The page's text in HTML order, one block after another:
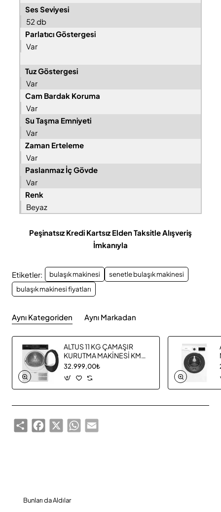
Ses Seviyesi
52 db
Parlatıcı Göstergesi
Var
Tuz Göstergesi
Var
Cam Bardak Koruma
Var
Su Taşma Emniyeti
Var
Zaman Erteleme
Var
Paslanmaz İç Gövde
Var
Renk
Beyaz
Peşinatsız Kredi Kartsız Elden Taksitle Alışveriş
İmkanıyla
Etiketler: bulaşık makinesi
senetle bulaşık makinesi
bulaşık makinesi fiyatları
Aynı Kategoriden Aynı Markadan
ALTUS 11 KG ÇAMAŞIR
KURUTMA MAKİNESİ KM
1160
32.999,00₺
ShareFacebook
X WhatsApp
Email
Bunları da Aldılar